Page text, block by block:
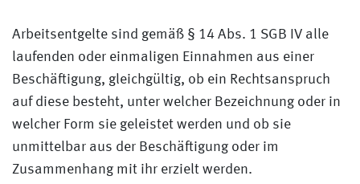
Arbeitsentgelte sind gemäß § 14 Abs. 1 SGB IV alle
laufenden oder einmaligen Einnahmen aus einer
Beschäftigung, gleichgültig, ob ein Rechtsanspruch
auf diese besteht, unter welcher Bezeichnung oder in
welcher Form sie geleistet werden und ob sie
unmittelbar aus der Beschäftigung oder im
Zusammenhang mit ihr erzielt werden.